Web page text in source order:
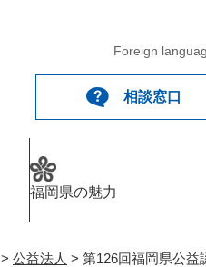
Foreign
相談窓口
福岡県の魅力
> 公益法人 > 第126回福岡県公益